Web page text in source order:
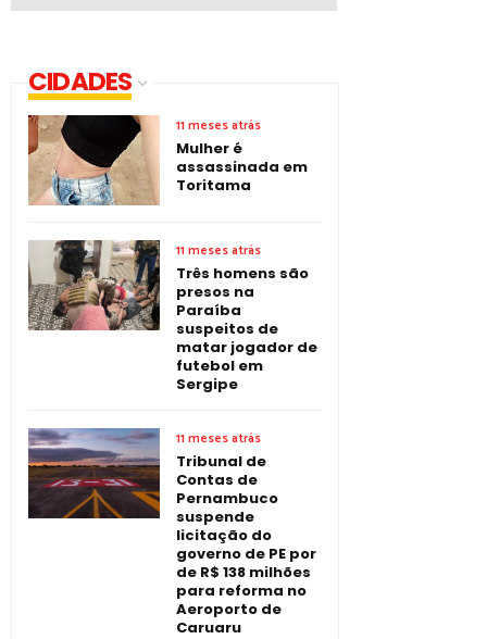
CIDADES
11 meses atrás
Mulher é
assassinada em
Toritama
11 meses atrás
Três homens são
presos na
Paraíba
suspeitos de
matar jogador de
futebol em
Sergipe
11 meses atrás
Tribunal de
Contas de
Pernambuco
suspende
licitação do
governo de PE por
de R$ 138 milhões
para reforma no
Aeroporto de
Caruaru